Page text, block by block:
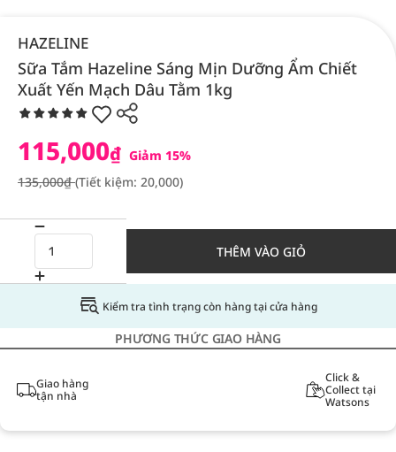
HAZELINE
Sữa Tắm Hazeline Sáng Mịn Dưỡng Ẩm Chiết
Xuất Yến Mạch Dâu Tằm 1kg
115,000₫ Giảm 15%
135,000₫(Tiết kiệm: 20,000)
THÊM VÀO GIỎ
Kiểm tra tình trạng còn hàng tại cửa hàng
PHƯƠNG THỨC GIAO HÀNG
Giao hàng
tận nhà
Click &
Collect tại
Watsons